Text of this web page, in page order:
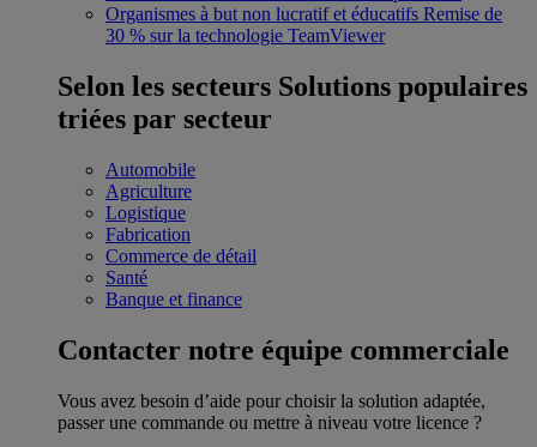
Organismes à but non lucratif et éducatifs Remise de
30 % sur la technologie TeamViewer
Selon les secteurs Solutions populaires
triées par secteur
Automobile
Agriculture
Logistique
Fabrication
Commerce de détail
Santé
Banque et finance
Contacter notre équipe commerciale
Vous avez besoin d’aide pour choisir la solution adaptée,
passer une commande ou mettre à niveau votre licence ?